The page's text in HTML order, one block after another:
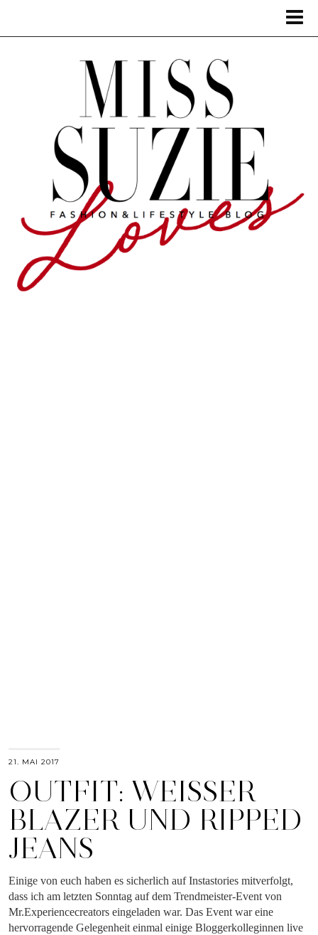
21. MAI 2017
OUTFIT: WEISSER B
LAZER UND RIPPED J
EANS
Einige von euch haben es sicherlich auf Instastories mitverfolgt,
dass ich am letzten Sonntag auf dem Trendmeister-Event von
Mr.Experiencecreators eingeladen war. Das Event war eine
hervorragende Gelegenheit einmal einige Bloggerkolleginnen live